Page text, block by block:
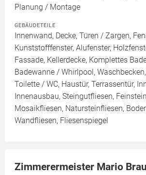
Planung / Montage
GEBÄUDETEILE
Innenwand, Decke, Türen / Zargen,
Kunststofffenster, Alufenster,
Fassade, Kellerdecke, Komplettes
Badewanne / Whirlpool,
Toilette / WC, Haustür, Terrassentür,
Innenausbau, Steingutfliesen,
Mosaikfliesen, Natursteinfliesen,
Wandfliesen, Fliesenspiegel
Zimmerermeister Mario